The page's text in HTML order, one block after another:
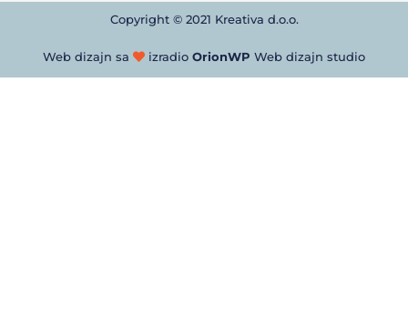
Copyright © 2021 Kreativa d.o.o.
Web dizajn sa izradio OrionWP Web dizajn studio